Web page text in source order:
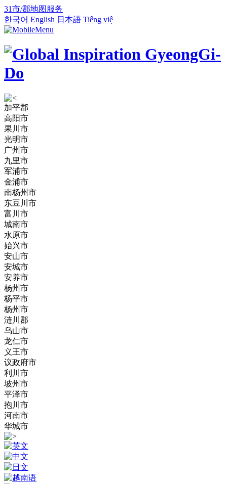
31市/郡地图服务
한국어 English 日本語 Tiếng việ
加平郡
高阳市
果川市
光明市
广州市
九里市
军浦市
金浦市
南杨州市
东豆川市
富川市
城南市
水原市
始兴市
安山市
安城市
安养市
杨州市
杨平市
杨州市
涟川郡
乌山市
龙仁市
义王市
议政府市
利川市
坡州市
平泽市
抱川市
河南市
华城市